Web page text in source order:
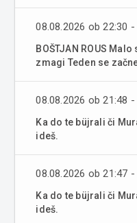
08.08.2026 ob 22:30 -
BOŠTJAN ROUS
zmagi Teden se
08.08.2026 ob 21:48
Ka do te büjrali či
ideš.
08.08.2026 ob 21:47
Ka do te büjrali či
ideš.